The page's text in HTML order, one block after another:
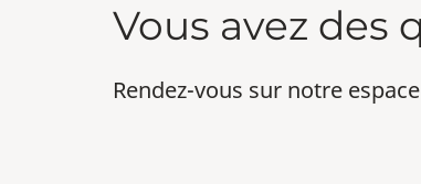
Vous avez des
Rendez-vous sur notre